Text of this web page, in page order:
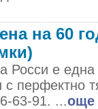
на 60
Росси е една
с перфектно
63-91. ...още